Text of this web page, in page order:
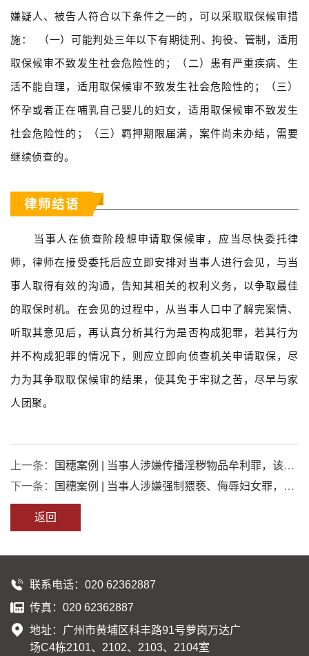
嫌疑人、被告人符合以下条件之一的，可以采取取保候审措
施： （一）可能判处三年以下有期徒刑、拘役、管制，适用
取保候审不致发生社会危险性的；（二）患有严重疾病、生
活不能自理，适用取保候审不致发生社会危险性的；（三）
怀孕或者正在哺乳自己婴儿的妇女，适用取保候审不致发生
社会危险性的；（三）羁押期限届满，案件尚未办结，需要
继续侦查的。
律师结语
当事人在侦查阶段想申请取保候审，应当尽快委托律
师，律师在接受委托后应立即安排对当事人进行会见，与当
事人取得有效的沟通，告知其相关的权利义务，以争取最佳
的取保时机。在会见的过程中，从当事人口中了解完案情、
听取其意见后，再认真分析其行为是否构成犯罪，若其行为
并不构成犯罪的情况下，则应立即向侦查机关申请取保，尽
力为其争取取保候审的结果，使其免于牢狱之苦，尽早与家
人团聚。
上一条：
国穗案例 | 当事人涉嫌传播淫秽物品牟利罪，该案
在本所李蓉蓉律师努力下，最终成功取得取保候审的结果！
下一条：
国穗案例 | 当事人涉嫌强制猥亵、侮辱妇女罪，该
案在本所主任唐裕文律师努力下，最终成功取得予以释放的
返回
联系电话：020 62362887
传真：020 62362887
地址：广州市黄埔区科丰路91号萝岗万达广
场C4栋2101、2102、2103、2104室